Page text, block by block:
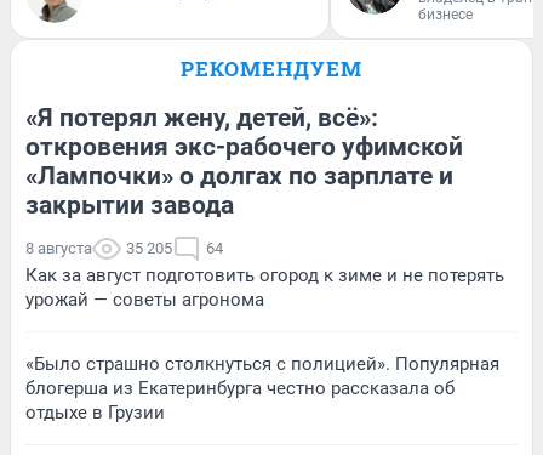
бизнесе
РЕКОМЕНДУЕМ
«Я потерял жену, детей, всё»:
откровения экс-рабочего уфимской
«Лампочки» о долгах по зарплате и
закрытии завода
8 августа 35 205 64
Как за август подготовить огород к зиме и не потерять
урожай — советы агронома
«Было страшно столкнуться с полицией». Популярная
блогерша из Екатеринбурга честно рассказала об
отдыхе в Грузии